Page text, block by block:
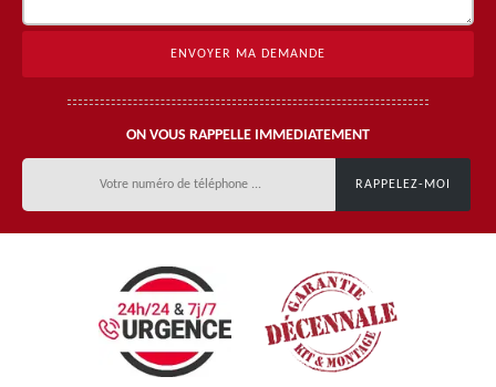
ON VOUS RAPPELLE IMMEDIATEMENT